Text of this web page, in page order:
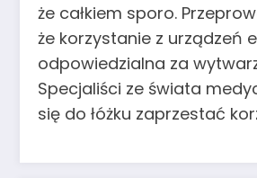
że całkiem sporo.
że korzystanie z urządzeń
odpowiedzialna za
Specjaliści ze świata
się do łóżku zaprzestać